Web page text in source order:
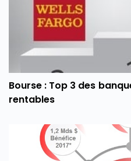
Bourse : Top 3 des
rentables